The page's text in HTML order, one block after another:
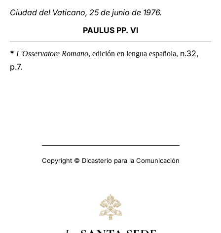
Ciudad del Vaticano, 25 de junio de 1976.
PAULUS PP. VI
* L'Osservatore Romano, edición en lengua española, n.32,
p.7.
Copyright © Dicasterio para la Comunicación